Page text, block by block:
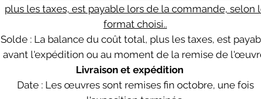
plus les taxes, est payable lors de la commande, selon
format choisi..
Solde : La balance du coût total, plus les taxes, est
avant l'expédition ou au moment de la remise de
Livraison et expédition
Date : Les œuvres sont remises fin octobre, une fois